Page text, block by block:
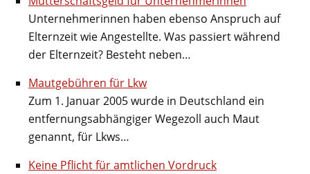
Unternehmerinnen haben ebenso Anspruch auf
Elternzeit wie Angestellte. Was passiert während
der Elternzeit? Besteht neben…
Mautgebühren für Lkw
Zum 1. Januar 2005 wurde in Deutschland ein
entfernungsabhängiger Wegezoll auch Maut
genannt, für Lkws…
Keine Pflicht für amtlichen Vordruck